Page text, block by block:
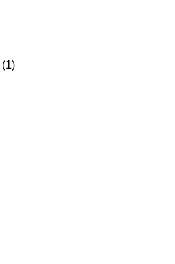
(1)